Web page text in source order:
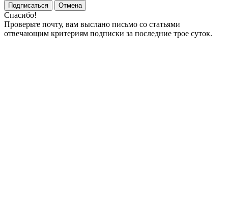
Подписаться
Отмена
Спасибо!
Проверьте почту, вам выслано письмо со статьями
отвечающим критериям подписки за последние трое суток.